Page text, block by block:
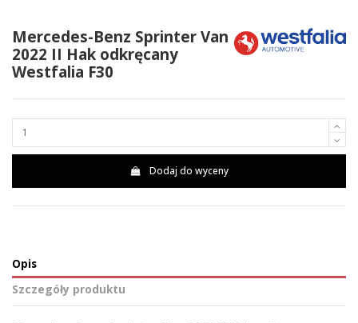
Mercedes-Benz Sprinter Van
2022 II Hak odkręcany
Westfalia F30
Dodaj do wyceny
Opis
Szczegóły produktu